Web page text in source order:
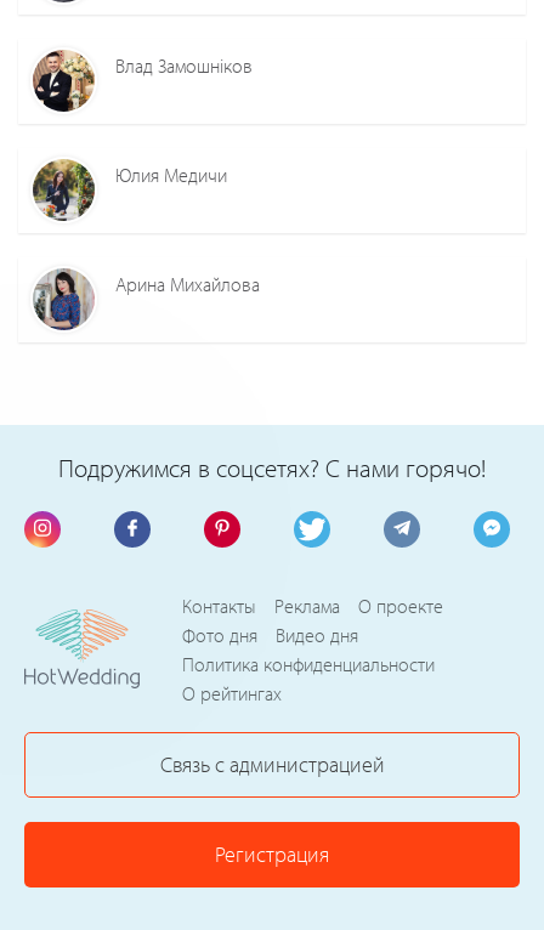
Влад Замошніков
Юлия Медичи
Арина Михайлова
Подружимся в соцсетях? С нами горячо!
Контакты Реклама
О проекте
Фото дня
Видео дня
Политика конфиденциальности
О рейтингах
Связь с администрацией
Регистрация